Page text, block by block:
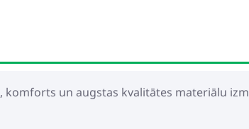
komforts un augstas kvalitātes materiālu